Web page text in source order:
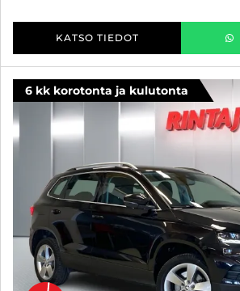
KATSO TIEDOT
6 kk korotonta ja kulutonta